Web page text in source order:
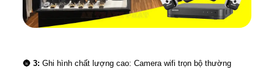
🌚 3: Ghi hình chất lượng cao: Camera wifi trọn bộ thường